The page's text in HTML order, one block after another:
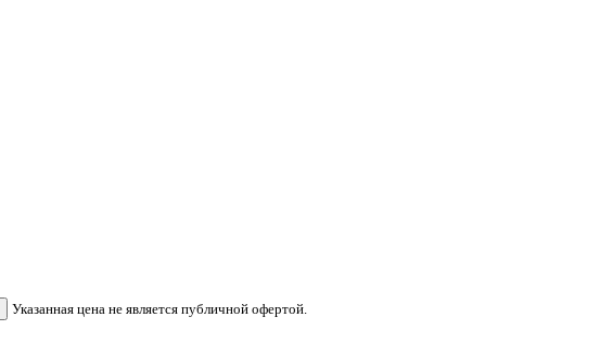
Указанная цена не является публичной офертой.